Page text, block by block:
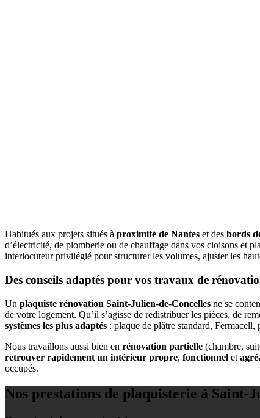
Habitués aux projets situés à proximité de Nantes et des bords
d’électricité, de plomberie ou de chauffage dans vos cloisons et
interlocuteur privilégié pour structurer les volumes, ajuster les
Des conseils adaptés pour vos travaux de
Un plaquiste rénovation Saint-Julien-de-Concelles ne se
de votre logement. Qu’il s’agisse de redistribuer les pièces, de
systèmes les plus adaptés : plaque de plâtre standard,
Nous travaillons aussi bien en rénovation partielle (chambre,
retrouver rapidement un intérieur propre, fonctionnel et
occupés.
Nos prestations de plaquisterie à Saint-